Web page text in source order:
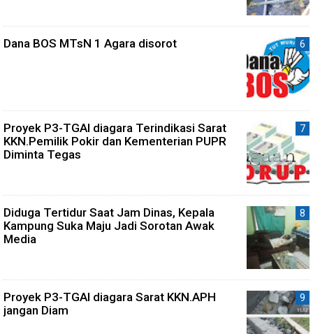
Dana BOS MTsN 1 Agara disorot
Proyek P3-TGAI diagara Terindikasi Sarat
KKN.Pemilik Pokir dan Kementerian PUPR
Diminta Tegas
Diduga Tertidur Saat Jam Dinas, Kepala
Kampung Suka Maju Jadi Sorotan Awak
Media
Proyek P3-TGAI diagara Sarat KKN.APH
jangan Diam